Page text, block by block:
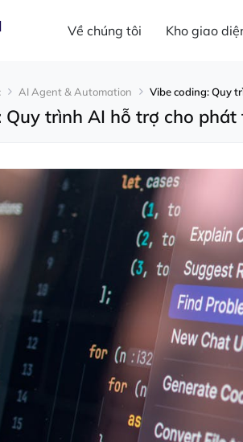
Về chúng tôi Kho giao
AI Agent & Automation Vibe coding: Quy
Quy trình AI hỗ trợ cho phát